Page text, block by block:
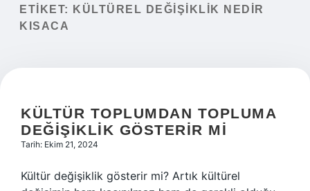
Yasal Uyarı
ETIKET:
KÜLTÜREL DEĞIŞIKLIK NEDIR
KISACA
KÜLTÜR TOPLUMDAN TOPLUMA
DEĞIŞIKLIK GÖSTERIR MI
Tarih: Ekim 21, 2024
Kültür değişiklik gösterir mi? Artık kültürel